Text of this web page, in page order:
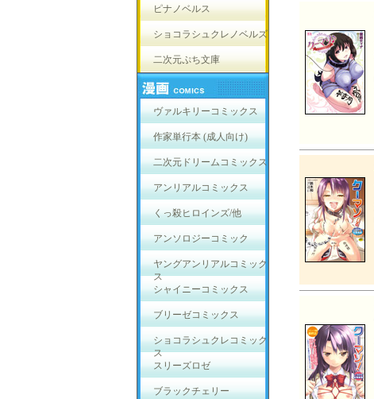
ピナノベルス
ショコラシュクレノベルズ
二次元ぷち文庫
ヴァルキリーコミックス
作家単行本 (成人向け)
二次元ドリームコミックス
アンリアルコミックス
くっ殺ヒロインズ/他
アンソロジーコミック
ヤングアンリアルコミック
ス
シャイニーコミックス
ブリーゼコミックス
ショコラシュクレコミック
ス
スリーズロゼ
ブラックチェリー